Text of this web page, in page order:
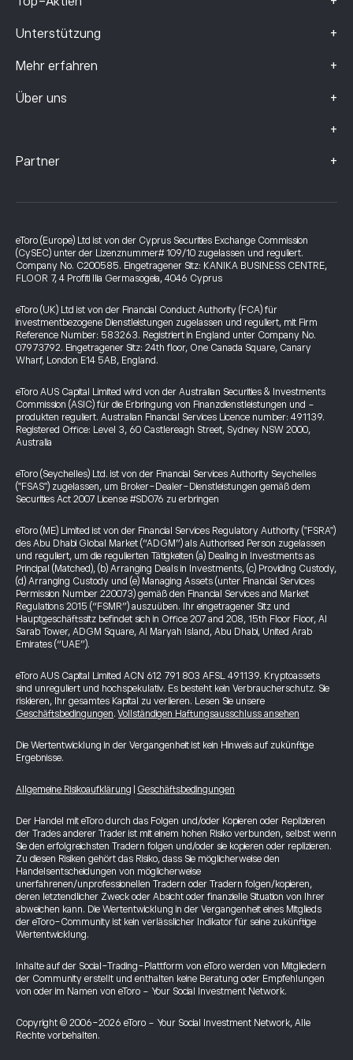
Unterstützung +
Mehr erfahren +
Über uns +
+
Partner +
eToro (Europe) Ltd ist von der Cyprus Securities Exchange Commission
(CySEC) unter der Lizenznummer# 109/10 zugelassen und reguliert.
Company No. C200585. Eingetragener Sitz: KANIKA BUSINESS CENTRE,
FLOOR 7, 4 Profiti Ilia Germasogeia, 4046 Cyprus
eToro (UK) Ltd ist von der Financial Conduct Authority (FCA) für
investmentbezogene Dienstleistungen zugelassen und reguliert, mit Firm
Reference Number: 583263. Registriert in England unter Company No.
07973792. Eingetragener Sitz: 24th floor, One Canada Square, Canary
Wharf, London E14 5AB, England.
eToro AUS Capital Limited wird von der Australian Securities & Investments
Commission (ASIC) für die Erbringung von Finanzdienstleistungen und -
produkten reguliert. Australian Financial Services Licence number: 491139.
Registered Office: Level 3, 60 Castlereagh Street, Sydney NSW 2000,
Australia
eToro (Seychelles) Ltd. ist von der Financial Services Authority Seychelles
("FSAS") zugelassen, um Broker-Dealer-Dienstleistungen gemäß dem
Securities Act 2007 License #SD076 zu erbringen
eToro (ME) Limited ist von der Financial Services Regulatory Authority ("FSRA")
des Abu Dhabi Global Market (“ADGM”) als Authorised Person zugelassen
und reguliert, um die regulierten Tätigkeiten (a) Dealing in Investments as
Principal (Matched), (b) Arranging Deals in Investments, (c) Providing Custody,
(d) Arranging Custody und (e) Managing Assets (unter Financial Services
Permission Number 220073) gemäß den Financial Services and Market
Regulations 2015 (“FSMR”) auszuüben. Ihr eingetragener Sitz und
Hauptgeschäftssitz befindet sich in Office 207 and 208, 15th Floor Floor, Al
Sarab Tower, ADGM Square, Al Maryah Island, Abu Dhabi, United Arab
Emirates (“UAE”).
eToro AUS Capital Limited ACN 612 791 803 AFSL 491139. Kryptoassets
sind unreguliert und hochspekulativ. Es besteht kein Verbraucherschutz. Sie
riskieren, Ihr gesamtes Kapital zu verlieren. Lesen Sie unsere
Geschäftsbedingungen.Vollständigen Haftungsausschluss ansehen
Die Wertentwicklung in der Vergangenheit ist kein Hinweis auf zukünftige
Ergebnisse.
Allgemeine Risikoaufklärung Geschäftsbedingungen
Der Handel mit eToro durch das Folgen und/oder Kopieren oder Replizieren
der Trades anderer Trader ist mit einem hohen Risiko verbunden, selbst wenn
Sie den erfolgreichsten Tradern folgen und/oder sie kopieren oder replizieren.
Zu diesen Risiken gehört das Risiko, dass Sie möglicherweise den
Handelsentscheidungen von möglicherweise
unerfahrenen/unprofessionellen Tradern oder Tradern folgen/kopieren,
deren letztendlicher Zweck oder Absicht oder finanzielle Situation von Ihrer
abweichen kann. Die Wertentwicklung in der Vergangenheit eines Mitglieds
der eToro-Community ist kein verlässlicher Indikator für seine zukünftige
Wertentwicklung.
Inhalte auf der Social-Trading-Plattform von eToro werden von Mitgliedern
der Community erstellt und enthalten keine Beratung oder Empfehlungen
von oder im Namen von eToro - Your Social Investment Network.
Copyright © 2006-2026 eToro - Your Social Investment Network, Alle
Rechte vorbehalten.